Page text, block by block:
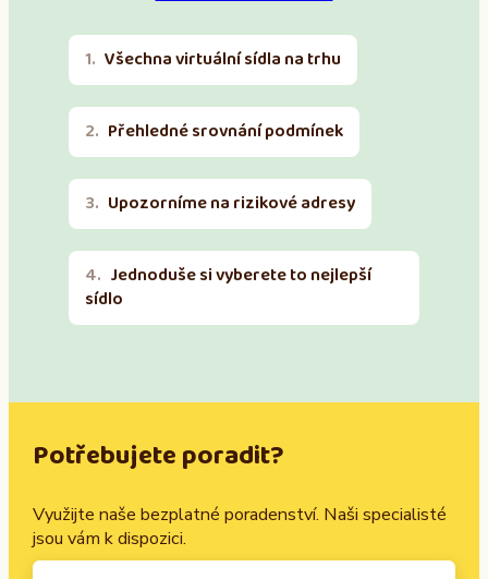
Všechna virtuální sídla na trhu
Přehledné srovnání podmínek
Upozorníme na rizikové adresy
Jednoduše si vyberete to nejlepší
sídlo
Potřebujete poradit?
Využijte naše bezplatné poradenství. Naši specialisté
jsou vám k dispozici.